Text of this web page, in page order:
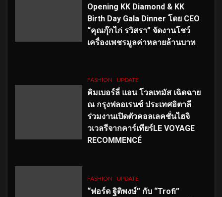
Opening KK Diamond & KK
Birth Day Gala Dinner โดย CEO
“คุณกุ๊กไก่ รวิสรา” จัดงานโชว์
เครื่องเพชรมูลค่าหลายล้านบาท
FASHION UPDATE
คิมเบอร์ลี่ แอน โวลเทมัส เฉิดฉาย
ณ กรุงฟลอเรนซ์ ประเทศอิตาลี
ร่วมงานเปิดตัวคอลเลคชั่นไฮจิ
วเวลรีจากคาร์เทียร์LE VOYAGE
RECOMMENCÉ
FASHION UPDATE
“ฟอร์ด ฐิติพงษ์” กับ “Trofi”